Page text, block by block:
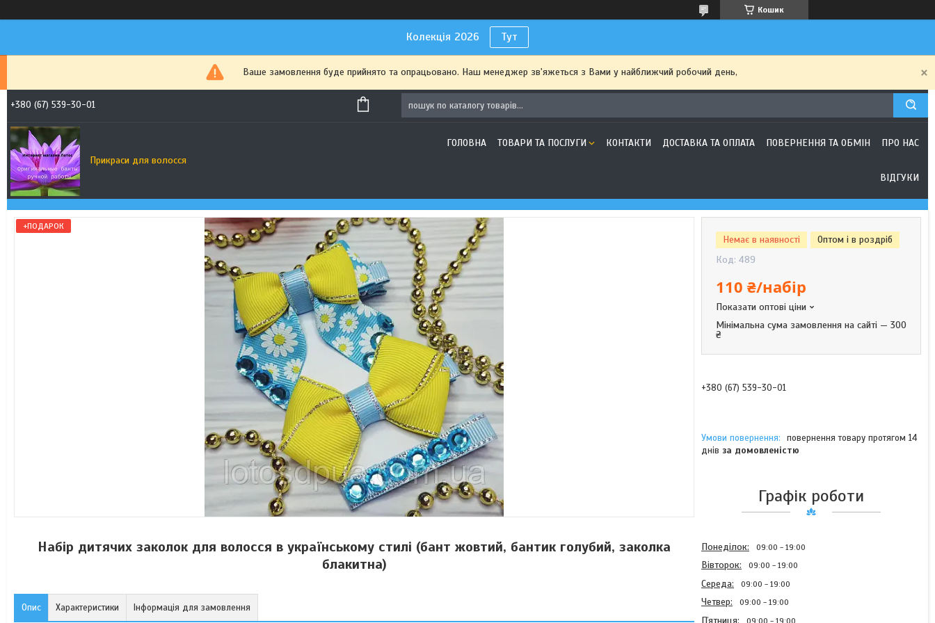
Кошик
Колекція 2026 Тут
Ваше замовлення буде прийнято та опрацьовано. Наш менеджер зв'яжеться з Вами у найближчий робочий день,
+380 (67) 539-30-01
Прикраси для волосся
ГОЛОВНА ТОВАРИ ТА ПОСЛУГИ КОНТАКТИ ДОСТАВКА ТА ОПЛАТА ПОВЕРНЕННЯ ТА ОБМІН ПРО НАС
ВІДГУКИ
+ПОДАРОК
Набір дитячих заколок для волосся в українському стилі (бант жовтий, бантик голубий, заколка
блакитна)
Опис Характеристики Інформація для замовлення
Немає в наявності
Оптом і в роздріб
Код: 489
110 ₴/набір
Показати оптові ціни
Мінімальна сума замовлення на сайті — 300
₴
+380 (67) 539-30-01
повернення товару протягом 14
днів за домовленістю
Графік роботи
Понеділок 09:00 19:00
Вівторок 09:00 19:00
Середа 09:00 19:00
Четвер 09:00 19:00
Пʼятниця 09:00 19:00